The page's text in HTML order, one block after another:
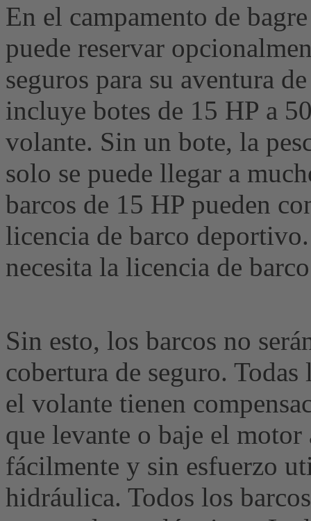
En el campamento de
puede reservar
seguros para su aventura
incluye botes de 15 HP a
volante. Sin un bote, la
solo se puede llegar a
barcos de 15 HP pueden
licencia de barco
necesita la licencia de
Sin esto, los barcos no
cobertura de seguro.
el volante tienen
que levante o baje el
fácilmente y sin esfuerzo
hidráulica. Todos los